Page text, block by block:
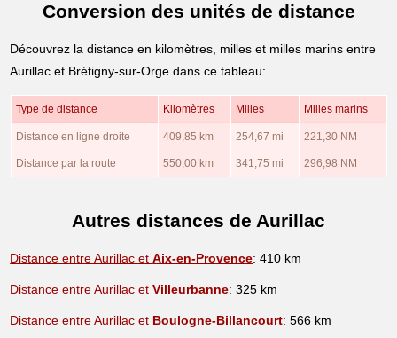
Conversion des unités de distance
Découvrez la distance en kilomètres, milles et milles marins entre
Aurillac et Brétigny-sur-Orge dans ce tableau:
Type de distance Kilomètres Milles Milles marins
Distance en ligne droite 409,85 km 254,67 mi 221,30 NM
Distance par la route 550,00 km 341,75 mi 296,98 NM
Autres distances de Aurillac
Distance entre Aurillac etAix-en-Provence: 410 km
Distance entre Aurillac etVilleurbanne: 325 km
Distance entre Aurillac et Boulogne-Billancourt: 566 km